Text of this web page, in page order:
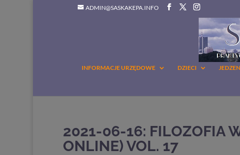
ADMIN@SASKAKEPA.INFO
INFORMACJE URZĘDOWE DZIECI
2021-06-16: FILOZOFIA
ONLINE) VOL. 17